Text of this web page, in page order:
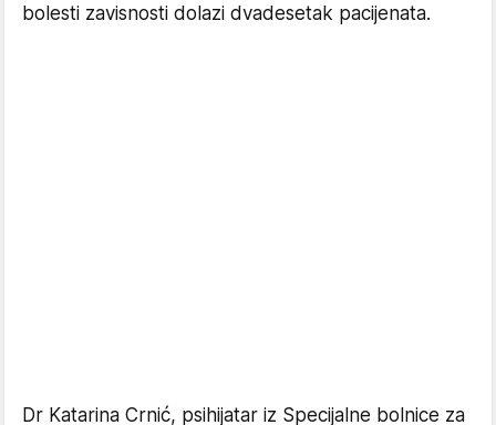
bolesti zavisnosti dolazi dvadesetak pacijenata.
Dr Katarina Crnić, psihijatar iz Specijalne bolnice za